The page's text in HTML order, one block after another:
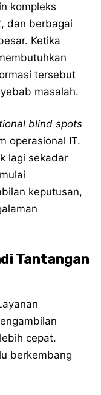
kompleks
, dan berbagai
Ketika
tersebut
masalah.
blind spots
operasional IT.
lagi sekadar
keputusan,
Tantangan
cepat.
berkembang